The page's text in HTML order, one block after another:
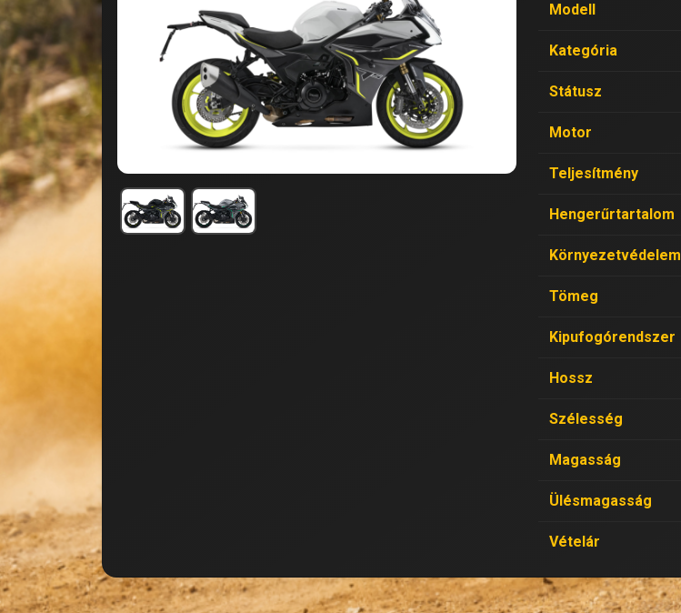
Modell
Kategória
Státusz
Motor
Teljesítmény
Hengerűrtartalom
Környezetvédelem
Tömeg
Kipufogórendszer
Hossz
Szélesség
Magasság
Ülésmagasság
Vételár